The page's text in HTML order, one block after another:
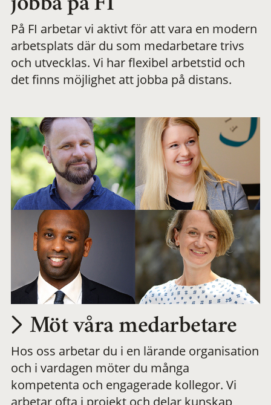
meningsfull och
flexibel
jobba på FI
På FI arbetar vi aktivt för att vara en modern
arbetsplats där du som medarbetare trivs
och utvecklas. Vi har flexibel arbetstid och
det finns möjlighet att jobba på distans.
Möt våra medarbetare
Hos oss arbetar du i en lärande organisation
och i vardagen möter du många
kompetenta och engagerade kollegor. Vi